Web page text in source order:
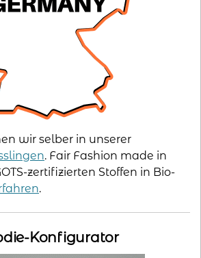
wir selber in unserer
. Fair Fashion made in
zertifizierten Stoffen in Bio-
.
Konfigurator